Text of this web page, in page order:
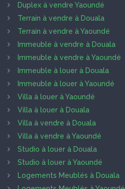
Duplex à vendre Yaoundé
Terrain à vendre à Douala
Terrain à vendre à Yaoundé
Immeuble à vendre à Douala
Immeuble à vendre à Yaoundé
Immeuble à louer à Douala
Immeuble à louer à Yaoundé
Villa à louer à Yaoundé
Villa à louer à Douala
Villa à vendre à Douala
Villa à vendre à Yaoundé
Studio à louer à Douala
Studio à louer à Yaoundé
Logements Meublés à Douala